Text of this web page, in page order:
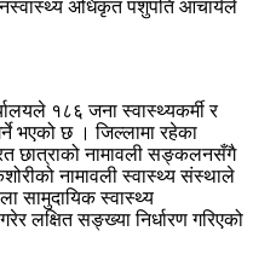
अधिकृत पशुपति आचार्यले
१८६ जना स्वास्थ्यकर्मी र
भएको छ । जिल्लामा रहेका
छात्राको नामावली सङ्कलनसँगै
नामावली स्वास्थ्य संस्थाले
सामुदायिक स्वास्थ्य
लक्षित सङ्ख्या निर्धारण गरिएको